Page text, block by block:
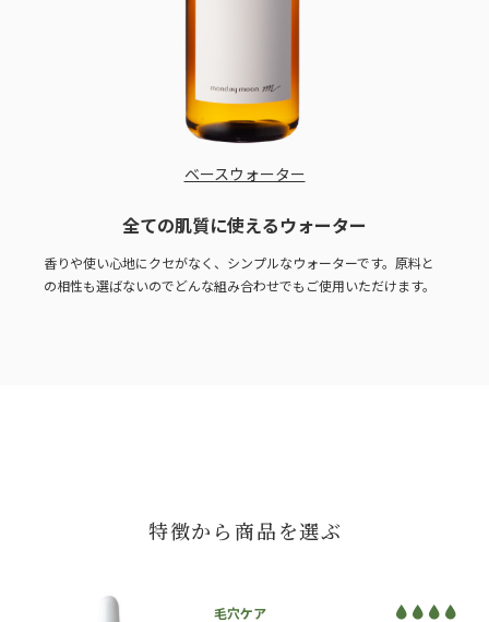
ベースウォーター
全ての肌質に使えるウォーター
香りや使い心地にクセがなく、シンプルなウォーターです。原料と
の相性も選ばないのでどんな組み合わせでもご使用いただけます。
特徴から商品を選ぶ
毛穴ケア